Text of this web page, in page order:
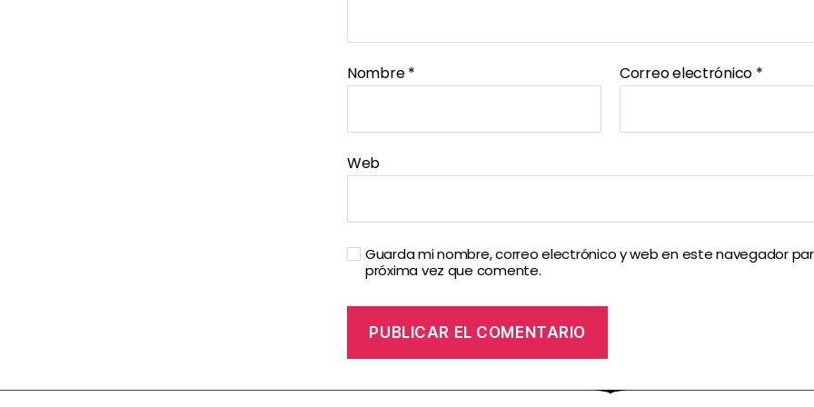
Nombre* Correo electrónico *
Web
Guarda mi nombre, correo electrónico y web en este navegador
próxima vez que comente.